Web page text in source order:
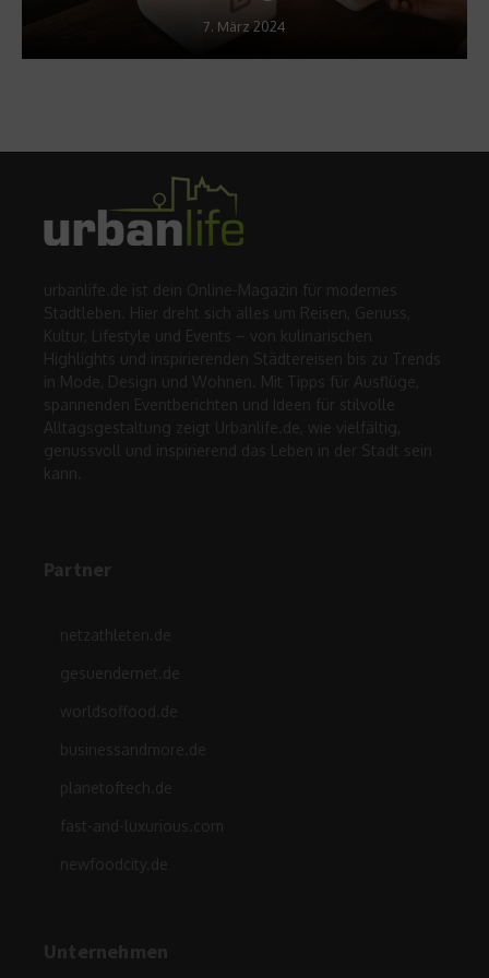
7. März 2024
urbanlife.de ist dein Online-Magazin für modernes
Stadtleben. Hier dreht sich alles um Reisen, Genuss,
Kultur, Lifestyle und Events – von kulinarischen
Highlights und inspirierenden Städtereisen bis zu Trends
in Mode, Design und Wohnen. Mit Tipps für Ausflüge,
spannenden Eventberichten und Ideen für stilvolle
Alltagsgestaltung zeigt Urbanlife.de, wie vielfältig,
genussvoll und inspirierend das Leben in der Stadt sein
kann.
Partner
netzathleten.de
gesuendernet.de
worldsoffood.de
businessandmore.de
planetoftech.de
fast-and-luxurious.com
newfoodcity.de
Unternehmen